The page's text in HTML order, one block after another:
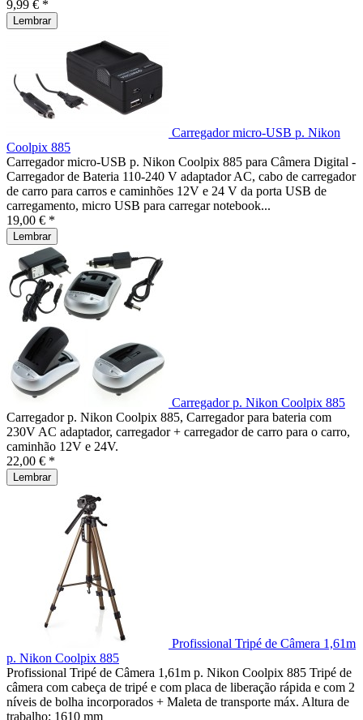
9,99 € *
Lembrar
Carregador micro-USB p. Nikon
Coolpix 885
Carregador micro-USB p. Nikon Coolpix 885 para Câmera Digital -
Carregador de Bateria 110-240 V adaptador AC, cabo de carregador
de carro para carros e caminhões 12V e 24 V da porta USB de
carregamento, micro USB para carregar notebook...
19,00 € *
Lembrar
Carregador p. Nikon Coolpix 885
Carregador p. Nikon Coolpix 885, Carregador para bateria com
230V AC adaptador, carregador + carregador de carro para o carro,
caminhão 12V e 24V.
22,00 € *
Lembrar
Profissional Tripé de Câmera 1,61m
p. Nikon Coolpix 885
Profissional Tripé de Câmera 1,61m p. Nikon Coolpix 885 Tripé de
câmera com cabeça de tripé e com placa de liberação rápida e com 2
níveis de bolha incorporados + Maleta de transporte máx. Altura de
trabalho: 1610 mm